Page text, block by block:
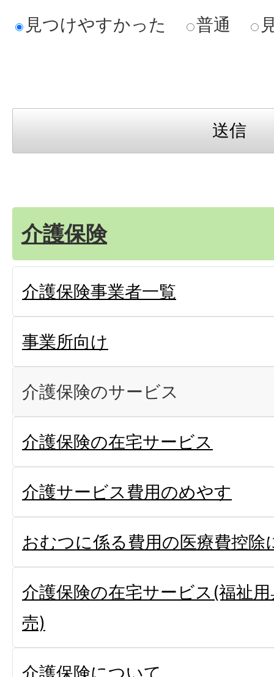
見つけやすかった
普通
介護保険
介護保険事業者一覧
事業所向け
介護保険のサービス
介護保険の在宅サービス
介護サービス費用のめやす
おむつに係る費用の医療費控除
介護保険の在宅サービス(福祉
売)
介護保険について